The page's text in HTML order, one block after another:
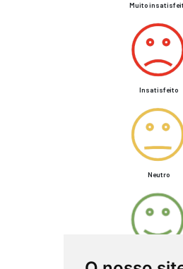
Muito
Insatisfeito
Neutro
Satisfeito